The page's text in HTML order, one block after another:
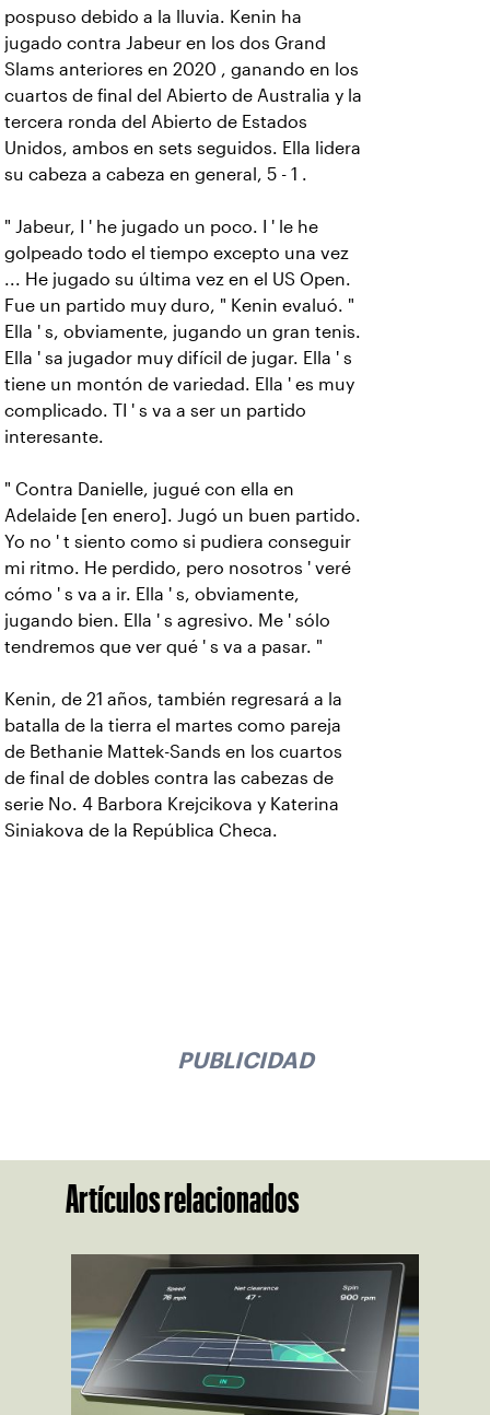
pospuso debido a la lluvia. Kenin ha
jugado contra Jabeur en los dos Grand
Slams anteriores en 2020 , ganando en los
cuartos de final del Abierto de Australia y la
tercera ronda del Abierto de Estados
Unidos, ambos en sets seguidos. Ella lidera
su cabeza a cabeza en general, 5 - 1 .
" Jabeur, I ' he jugado un poco. I ' le he
golpeado todo el tiempo excepto una vez
... He jugado su última vez en el US Open.
Fue un partido muy duro, " Kenin evaluó. "
Ella ' s, obviamente, jugando un gran tenis.
Ella ' sa jugador muy difícil de jugar. Ella ' s
tiene un montón de variedad. Ella ' es muy
complicado. TI ' s va a ser un partido
interesante.
" Contra Danielle, jugué con ella en
Adelaide [en enero]. Jugó un buen partido.
Yo no ' t siento como si pudiera conseguir
mi ritmo. He perdido, pero nosotros ' veré
cómo ' s va a ir. Ella ' s, obviamente,
jugando bien. Ella ' s agresivo. Me ' sólo
tendremos que ver qué ' s va a pasar. "
Kenin, de 21 años, también regresará a la
batalla de la tierra el martes como pareja
de Bethanie Mattek-Sands en los cuartos
de final de dobles contra las cabezas de
serie No. 4 Barbora Krejcikova y Katerina
Siniakova de la República Checa.
PUBLICIDAD
Artículos relacionados